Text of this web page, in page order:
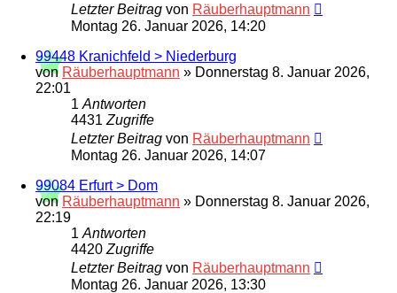
Letzter Beitrag von Räuberhauptmann
Montag 26. Januar 2026, 14:20
99448 Kranichfeld > Niederburg
von Räuberhauptmann » Donnerstag 8. Januar 2026,
22:01
1 Antworten
4431 Zugriffe
Letzter Beitrag von Räuberhauptmann
Montag 26. Januar 2026, 14:07
99084 Erfurt > Dom
von Räuberhauptmann » Donnerstag 8. Januar 2026,
22:19
1 Antworten
4420 Zugriffe
Letzter Beitrag von Räuberhauptmann
Montag 26. Januar 2026, 13:30